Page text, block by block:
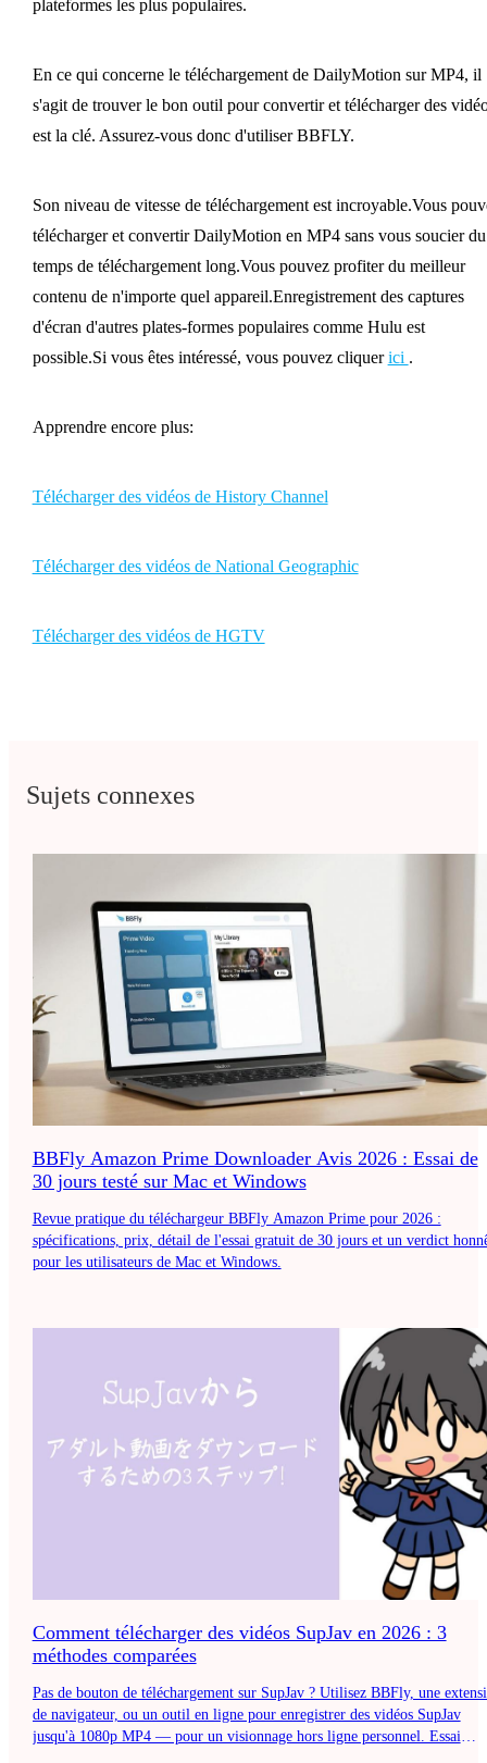
plateformes les plus populaires.
En ce qui concerne le téléchargement de DailyMotion sur MP4, il
s'agit de trouver le bon outil pour convertir et télécharger des
est la clé. Assurez-vous donc d'utiliser BBFLY.
Son niveau de vitesse de téléchargement est incroyable.Vous
télécharger et convertir DailyMotion en MP4 sans vous soucier du
temps de téléchargement long.Vous pouvez profiter du meilleur
contenu de n'importe quel appareil.Enregistrement des captures
d'écran d'autres plates-formes populaires comme Hulu est
possible.Si vous êtes intéressé, vous pouvez cliquerici .
Apprendre encore plus:
Télécharger des vidéos de History Channel
Télécharger des vidéos de National Geographic
Télécharger des vidéos de HGTV
Sujets connexes
BBFly Amazon Prime Downloader Avis 2026 : Essai de
30 jours testé sur Mac et Windows
Revue pratique du téléchargeur BBFly Amazon Prime pour 2026 :
spécifications, prix, détail de l'essai gratuit de 30 jours et un verdict
pour les utilisateurs de Mac et Windows.
Comment télécharger des vidéos SupJav en 2026 : 3
méthodes comparées
Pas de bouton de téléchargement sur SupJav ? Utilisez BBFly, une
de navigateur, ou un outil en ligne pour enregistrer des vidéos SupJav
jusqu'à 1080p MP4 — pour un visionnage hors ligne personnel. Essai